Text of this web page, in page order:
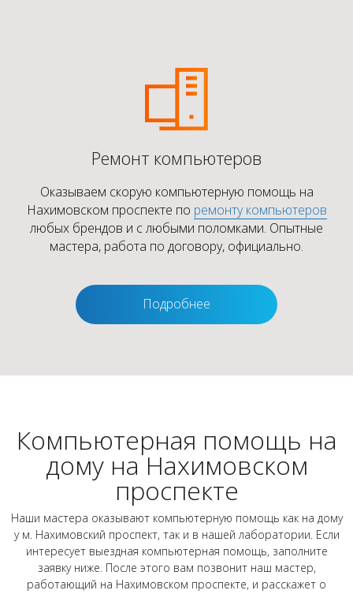
Ремонт компьютеров
Оказываем скорую компьютерную помощь на
Нахимовском проспекте по ремонту компьютеров
любых брендов и с любыми поломками. Опытные
мастера, работа по договору, официально.
Подробнее
Компьютерная помощь на
дому на Нахимовском
проспекте
Наши мастера оказывают компьютерную помощь как на дому
у м. Нахимовский проспект, так и в нашей лаборатории. Если
интересует выездная компьютерная помощь, заполните
заявку ниже. После этого вам позвонит наш мастер,
работающий на Нахимовском проспекте, и расскажет о